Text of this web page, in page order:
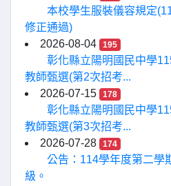
本校學生服裝儀容規定
修正通過)
2026-08-04
195
彰化縣立陽明國民中學
教師甄選(第2次招考...
2026-07-15
178
彰化縣立陽明國民中學
教師甄選(第3次招考...
2026-07-28
174
公告：114學年度第二學
級。